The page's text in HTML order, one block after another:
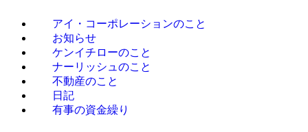
アイ・コーポレーションのこと
お知らせ
ケンイチローのこと
ナーリッシュのこと
不動産のこと
日記
有事の資金繰り